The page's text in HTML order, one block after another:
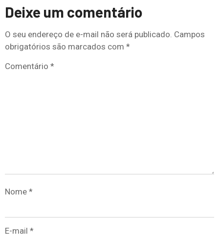
Deixe um comentário
O seu endereço de e-mail não será publicado. Campos
obrigatórios são marcados com *
Comentário *
Nome *
E-mail *